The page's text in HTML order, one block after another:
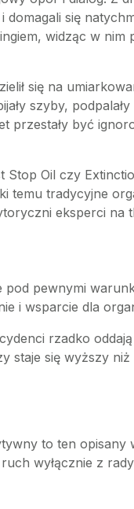
się
widząc w
się na
szyby,
przestały być
Stop Oil czy
temu tradycyjne
eksperci na
pewnymi
i wsparcie dla
rzadko oddają
staje się wyższy niż
to ten opisany
wyłącznie z